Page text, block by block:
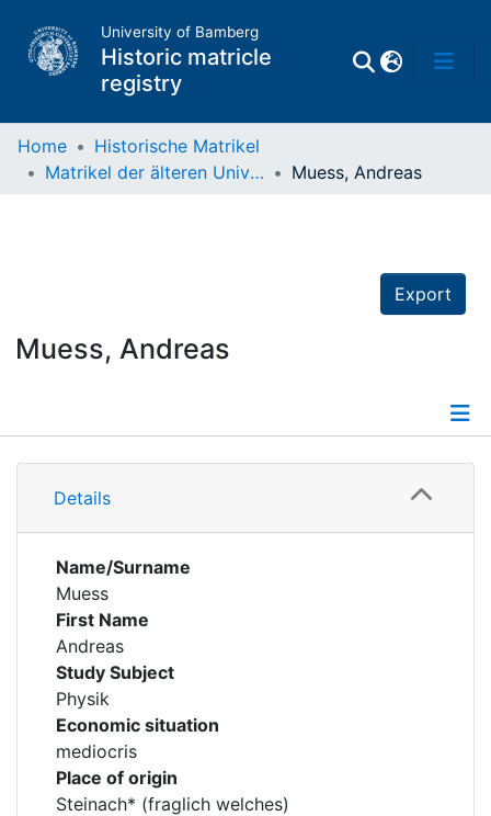
University of Bamberg
Historic matricle
registry
Home
Historische Matrikel
Matrikel der älteren Universität
Muess, Andreas
Export
Muess, Andreas
Details
Details
Name/Surname
Muess
First Name
Andreas
Study Subject
Physik
Economic situation
mediocris
Place of origin
Steinach* (fraglich welches)